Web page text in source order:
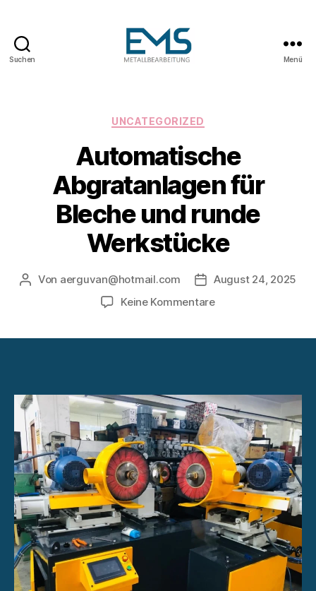
Suchen Menü
Kategorien
UNCATEGORIZED
Automatische
Abgratanlagen für
Bleche und runde
Werkstücke
Beitragsautor
Von aerguvan@hotmail.com
August 24, 2025
Keine Kommentarezu
runde
Werkstücke